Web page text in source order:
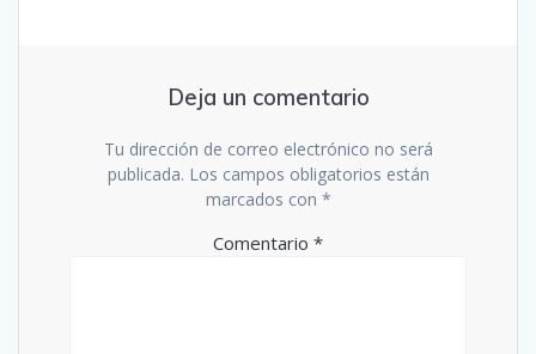
Deja un comentario
Tu dirección de correo electrónico no será
publicada. Los campos obligatorios están
marcados con *
Comentario *